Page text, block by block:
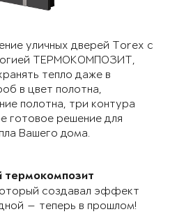
уличных дверей Torex с
ТЕРМОКОМПОЗИТ,
тепло даже в
в цвет полотна,
полотна, три контура
готовое решение для
Вашего дома.
термокомпозит
создавал эффект
— теперь в прошлом!